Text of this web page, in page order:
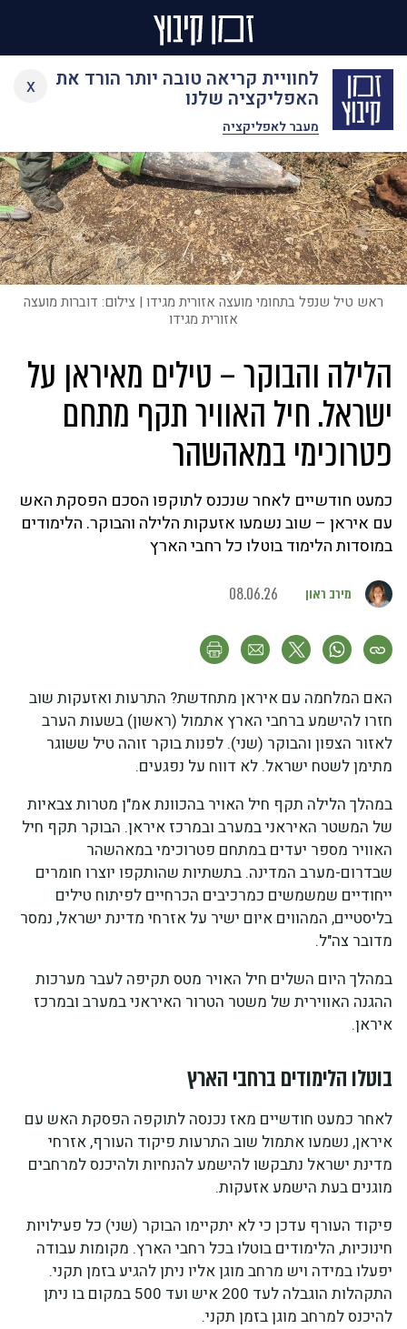
לחוויית קריאה טובה יותר הורד את
האפליקציה שלנו
מעבר לאפליקציה
x
Skip
content
ראש טיל שנפל בתחומי מועצה אזורית מגידו | צילום: דוברות מועצה
אזורית מגידו
הלילה והבוקר – טילים מאיראן על
ישראל. חיל האוויר תקף מתחם
פטרוכימי במאהשהר
כמעט חודשיים לאחר שנכנס לתוקפו הסכם הפסקת האש
עם איראן – שוב נשמעו אזעקות הלילה והבוקר. הלימודים
במוסדות הלימוד בוטלו כל רחבי הארץ
מירב ראון 08.06.26
האם המלחמה עם איראן מתחדשת? התרעות ואזעקות שוב
חזרו להישמע ברחבי הארץ אתמול (ראשון) בשעות הערב
לאזור הצפון והבוקר (שני). לפנות בוקר זוהה טיל ששוגר
מתימן לשטח ישראל. לא דווח על נפגעים.
במהלך הלילה תקף חיל האויר בהכוונת אמ"ן מטרות צבאיות
של המשטר האיראני במערב ובמרכז איראן. הבוקר תקף חיל
האוויר מספר יעדים במתחם פטרוכימי במאהשהר
שבדרום-מערב המדינה. בתשתיות שהותקפו יוצרו חומרים
ייחודיים שמשמשים כמרכיבים הכרחיים לפיתוח טילים
בליסטיים, המהווים איום ישיר על אזרחי מדינת ישראל, נמסר
מדובר צה"ל.
במהלך היום השלים חיל האויר מטס תקיפה לעבר מערכות
ההגנה האווירית של משטר הטרור האיראני במערב ובמרכז
איראן.
בוטלו הלימודים ברחבי הארץ
לאחר כמעט חודשיים מאז נכנסה לתוקפה הפסקת האש עם
איראן, נשמעו אתמול שוב התרעות פיקוד העורף, אזרחי
מדינת ישראל נתבקשו להישמע להנחיות ולהיכנס למרחבים
מוגנים בעת הישמע אזעקות.
פיקוד העורף עדכן כי לא יתקיימו הבוקר (שני) כל פעילויות
חינוכיות, הלימודים בוטלו בכל רחבי הארץ. מקומות עבודה
יפעלו במידה ויש מרחב מוגן אליו ניתן להגיע בזמן תקני.
התקהלות הוגבלה לעד 200 איש ועד 500 במקום בו ניתן
להיכנס למרחב מוגן בזמן תקני.